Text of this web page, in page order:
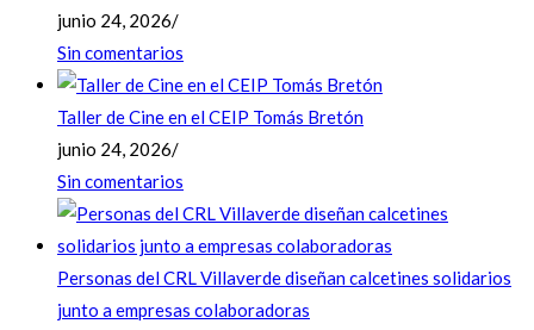
junio 24, 2026/
Sin comentarios
Taller de Cine en el CEIP Tomás Bretón
junio 24, 2026/
Sin comentarios
Personas del CRL Villaverde diseñan calcetines solidarios
junto a empresas colaboradoras